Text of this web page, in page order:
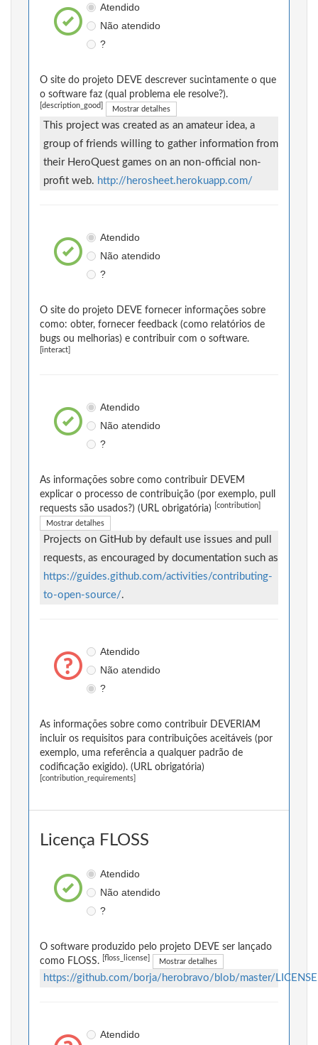
Atendido
Não atendido
?
O site do projeto DEVE descrever sucintamente o que
o software faz (qual problema ele resolve?).
[description_good] Mostrar detalhes
This project was created as an amateur idea, a
group of friends willing to gather information from
their HeroQuest games on an non-official non-
profit web. http://herosheet.herokuapp.com/
Atendido
Não atendido
?
O site do projeto DEVE fornecer informações sobre
como: obter, fornecer feedback (como relatórios de
bugs ou melhorias) e contribuir com o software.
[interact]
Atendido
Não atendido
?
As informações sobre como contribuir DEVEM
explicar o processo de contribuição (por exemplo, pull
requests são usados?) (URL obrigatória)
[contribution]
Mostrar detalhes
Projects on GitHub by default use issues and pull
requests, as encouraged by documentation such as
https://guides.github.com/activities/contributing-
to-open-source/.
Atendido
Não atendido
?
As informações sobre como contribuir DEVERIAM
incluir os requisitos para contribuições aceitáveis (por
exemplo, uma referência a qualquer padrão de
codificação exigido). (URL obrigatória)
[contribution_requirements]
Licença FLOSS
Atendido
Não atendido
?
O software produzido pelo projeto DEVE ser lançado
como FLOSS.
[floss_license] Mostrar detalhes
https://github.com/borja/herobravo/blob/master/
Atendido